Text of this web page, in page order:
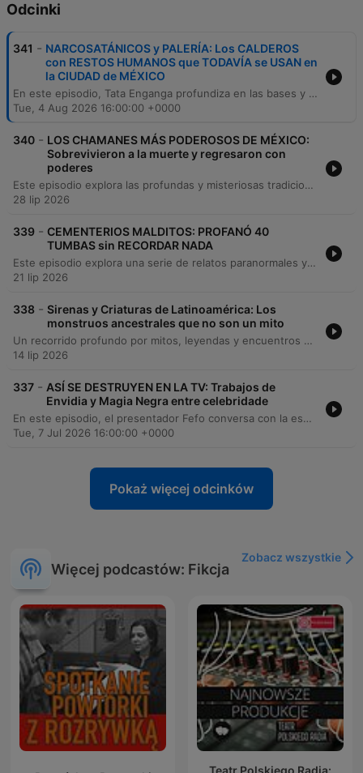
Odcinki
341 - NARCOSATÁNICOS y PALERÍA: Los CALDEROS
con RESTOS HUMANOS que TODAVÍA se USAN en
la CIUDAD de MÉXICO
En este episodio, Tata Enganga profundiza en las bases y la cosmovisión de la religión Palo Monte, explorando su enfoque animista y el respeto a las fuerzas de la naturaleza. A través de relatos personales, se detallan procesos iniciáticos como el 'rayamiento', la comunicación con los muertos mediante el uso del chamalongo y la complejidad de gestionar energías espirituales y rituales de inmolación. La conversación también aborda temas de transformación personal, desde la superación de adicciones hasta la transición de la medicina tradicional hacia la práctica espiritual. El invitado reflexiona sobre la ética en el trabajo con entidades, los peligros del uso del poder para fines oscuros y cómo la conexión con las raíces familiares permite un despertar de la conciencia y una comprensión más profunda de la existencia.
Tue, 4 Aug 2026 16:00:00 +0000
340 - LOS CHAMANES MÁS PODEROSOS DE MÉXICO:
Sobrevivieron a la muerte y regresaron con
poderes
Este episodio explora las profundas y misteriosas tradiciones del chamanismo mexicano, recorriendo historias de figuras como Don Lucio, quien tras un coma experimentó una formación en la 'universidad del tiempo', y el chamán maya Don Antonio. A través de relatos sobre la manipulación de la realidad, el uso de elementos sagrados como el Sastún y las investigaciones de Jacobo Grinberg, se analiza la capacidad de estos maestros para interactuar con reinos invisibles y fenómenos naturales. La narrativa también profundiza en la figura de Don Juan Matus y su legado sobre la transformación de la conciencia, así como en los dones de chamanes wixárikas y urbanos. El episodio reflexiona sobre cómo el miedo y las estructuras sociales han limitado nuestra percepción, invitándonos a considerar que la realidad física es solo una pequeña fracción de un universo mucho más vasto y energético.
28 lip 2026
339 - CEMENTERIOS MALDITOS: PROFANÓ 40
TUMBAS sin RECORDAR NADA
Este episodio explora una serie de relatos paranormales y encuentros con lo desconocido, comenzando con las consecuencias de una invocación en un cementerio de Veracruz. A través de diversas historias, se analizan manifestaciones de entidades, apariciones de seres fallecidos en celebraciones y el impacto de rituales de brujería y venganza. El recorrido también aborda la relación entre materia y energía, el uso de tecnología antigua para la investigación sobrenatural y casos perturbadores de profanación de tumbas. El episodio concluye con reflexiones sobre la importancia de la investigación seria en el género y la búsqueda de la verdad tras los fenómenos electromagnéticos y espirituales.
21 lip 2026
338 - Sirenas y Criaturas de Latinoamérica: Los
monstruos ancestrales que no son un mito
Un recorrido profundo por mitos, leyendas y encuentros con lo desconocido. Desde la aterradora leyenda de 'la Matki' en Chiapas y los pactos con hombres anfibios en la Sierra de Perijá, hasta relatos históricos de ataques de Tlahuelpuchi en Tlaxcala y criaturas marinas en las costas de España. La conversación explora dimensiones paralelas, la existencia de especies no humanas como sirenas en el Lago Titicaca y teorías sobre el 'hombre gris' y los 'cosmonavegantes'. El episodio analiza cómo la historia, la arqueología y la mitología mexica se entrelazan con la posibilidad de una inteligencia interdimensional que coexiste con la humanidad.
14 lip 2026
337 - ASÍ SE DESTRUYEN EN LA TV: Trabajos de
Envidia y Magia Negra entre celebridade
En este episodio, el presentador Fefo conversa con la especialista Jen Akasha sobre los misterios de la brujería, los pactos espirituales y las manifestaciones energéticas. A través de análisis de videos y relatos personales, exploran cómo las energías de baja vibración, como la envidia y los 'egregores', pueden afectar tanto a personas comunes como a celebridades en la industria del espectáculo. La charla profundiza en las consecuencias de los pactos generacionales, el uso de rituales para la protección y teorías sobre el control energético en medios de comunicación. El episodio concluye con relatos sobrenaturales de encuentros con presencias inexplicables y consejos prácticos para mantener una vibración alta y proteger la identidad espiritual.
Tue, 7 Jul 2026 16:00:00 +0000
Pokaż więcej odcinków
Więcej podcastów: Fikcja
Zobacz wszystkie
Teatr Polskiego Radia: